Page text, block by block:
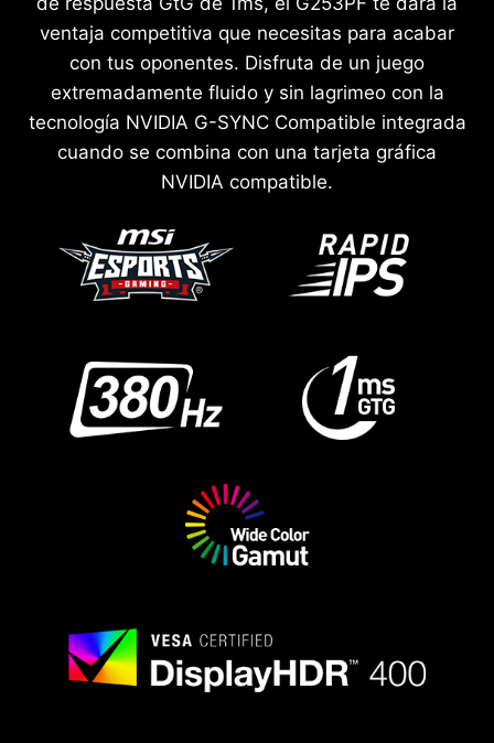
ventaja competitiva que necesitas para acabar
con tus oponentes. Disfruta de un juego
extremadamente fluido y sin lagrimeo con la
tecnología NVIDIA G-SYNC Compatible integrada
cuando se combina con una tarjeta gráfica
NVIDIA compatible.